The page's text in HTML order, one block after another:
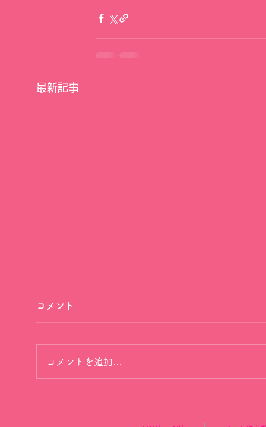
最新記事
『WONDER TOWN
て
コメント
コメントを追加…